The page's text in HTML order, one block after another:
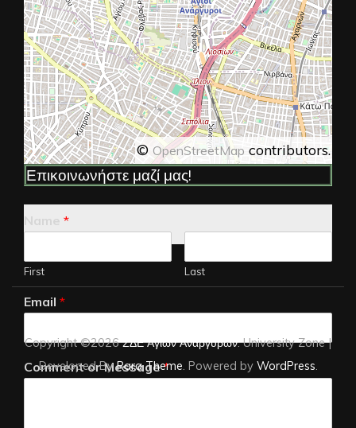
© OpenStreetMap contributors.
Επικοινωνήστε μαζί μας!
*
First Last
Email *
Comment or Message*
Copyright ©2026ΣΔΕ Αγίων Αναργύρων. University Zone |
Developed ByRara Theme. Powered by WordPress.